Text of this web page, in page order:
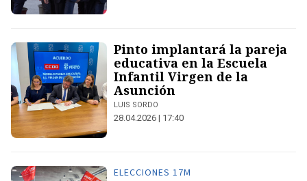
Pinto implantará la pareja
educativa en la Escuela
Infantil Virgen de la
Asunción
LUIS SORDO
28.04.2026 | 17:40
ELECCIONES 17M